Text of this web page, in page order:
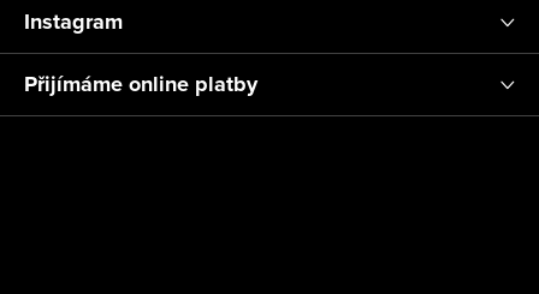
Instagram
Přijímáme online platby